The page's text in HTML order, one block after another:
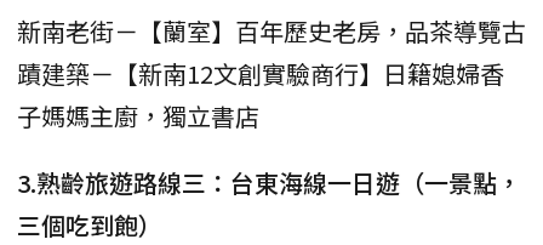
新南老街－【蘭室】百年歷史老房，品茶導覽古
蹟建築－【新南12文創實驗商行】日籍媳婦香
子媽媽主廚，獨立書店
3.熟齡旅遊路線三：台東海線一日遊（一景點，
三個吃到飽）